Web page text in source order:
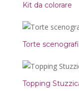
Kit da colorare
Torte
Topping